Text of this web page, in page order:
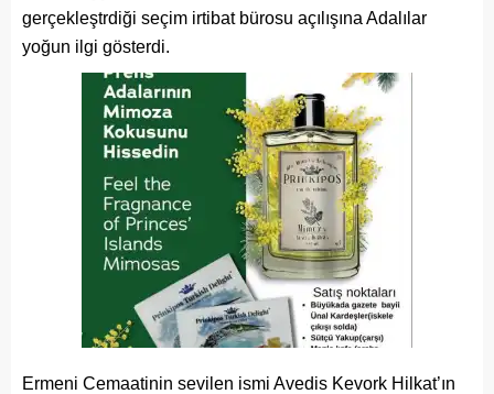
gerçekleştrdiği seçim irtibat bürosu açılışına Adalılar
yoğun ilgi gösterdi.
Ermeni Cemaatinin sevilen ismi Avedis Kevork Hilkat’ın